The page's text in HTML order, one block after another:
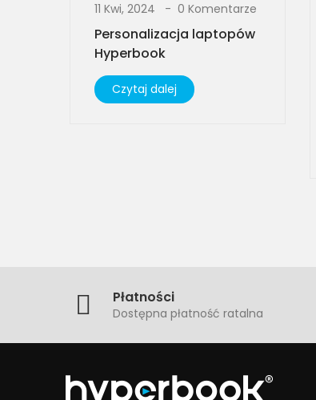
11 Kwi, 2024 0 Komentarze
Personalizacja laptopów
Hyperbook
Czytaj dalej
Płatności
Dostępna płatność ratalna